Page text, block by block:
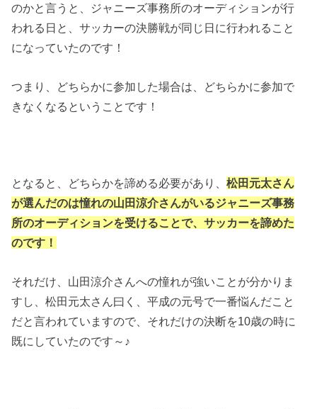
のかと言うと、ジャニーズ事務所のオーディションが行
われる日と、サッカーの決勝戦が同じ日に行われること
になっていたのです！
つまり、どちらかに参加した場合は、どちらかに参加で
きなくなるということです！
となると、どちらかを諦める必要があり、松田元太さん
が選んだのは憧れの山田涼介さんがいるジャニーズ事務
所のオーディションを受けることで、サッカーを諦めた
のです！
それだけ、山田涼介さんへの憧れが強いことが分かりま
すし、松田元太さん曰く、平成の元号で一番悩んだこと
だと言われていますので、それだけの決断を10歳の時に
既にしていたのです～♪